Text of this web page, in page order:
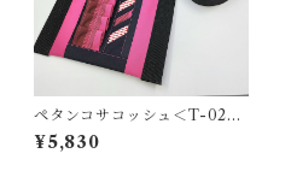
ペタンコサコッシュ＜T-0278
＞
¥5,830